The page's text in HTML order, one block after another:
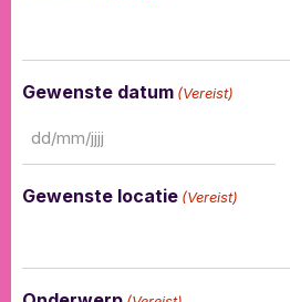
Gewenste datum (Vereist)
Gewenste locatie (Vereist)